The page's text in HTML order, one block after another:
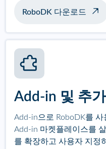
RoboDK 다운로드
Add-in 및 추
Add-in으로 RoboDK를
Add-in 마켓플레이스를
를 확장하고 사용자 지정